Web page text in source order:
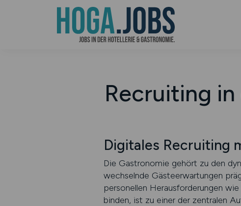
Recruiting
Digitales Recruiting
Die Gastronomie gehört zu den
wechselnde Gästeerwartungen
personellen Herausforderungen
binden, ist zu einer der zentralen